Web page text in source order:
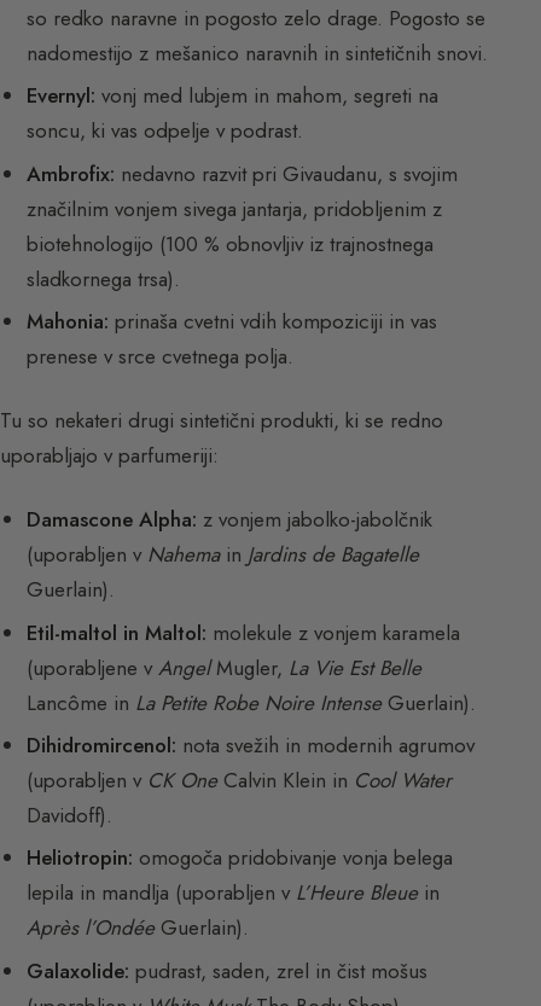
so redko naravne in pogosto zelo drage. Pogosto se
nadomestijo z mešanico naravnih in sintetičnih snovi.
Evernyl: vonj med lubjem in mahom, segreti na
soncu, ki vas odpelje v podrast.
Ambrofix: nedavno razvit pri Givaudanu, s svojim
značilnim vonjem sivega jantarja, pridobljenim z
biotehnologijo (100 % obnovljiv iz trajnostnega
sladkornega trsa).
Mahonia: prinaša cvetni vdih kompoziciji in vas
prenese v srce cvetnega polja.
Tu so nekateri drugi sintetični produkti, ki se redno
uporabljajo v parfumeriji:
Damascone Alpha: z vonjem jabolko-jabolčnik
(uporabljen v Nahemain Jardins de Bagatelle
Guerlain).
Etil-maltol in Maltol: molekule z vonjem karamela
(uporabljene vAngelMugler, La Vie Est Belle
Lancôme in La Petite Robe Noire IntenseGuerlain).
Dihidromircenol: nota svežih in modernih agrumov
(uporabljen v CK OneCalvin Klein in Cool Water
Davidoff).
Heliotropin: omogoča pridobivanje vonja belega
lepila in mandlja (uporabljen v L’Heure Bleuein
Après l’OndéeGuerlain).
Galaxolide: pudrast, saden, zrel in čist mošus